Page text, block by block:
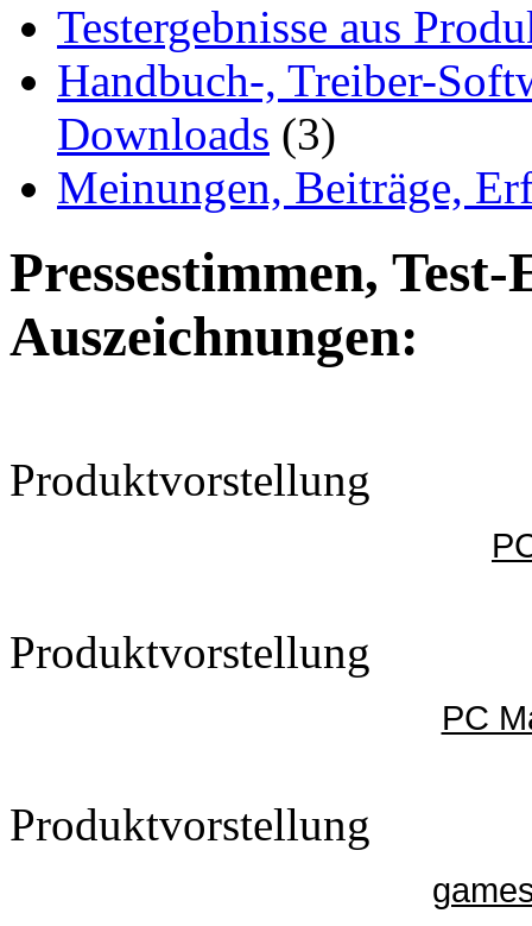
Testergebnisse aus
Handbuch-, Treiber-
Downloads (3)
Meinungen, Beiträge,
Pressestimmen,
Auszeichnungen:
Produktvorstellung
Produktvorstellung
PC
Produktvorstellung